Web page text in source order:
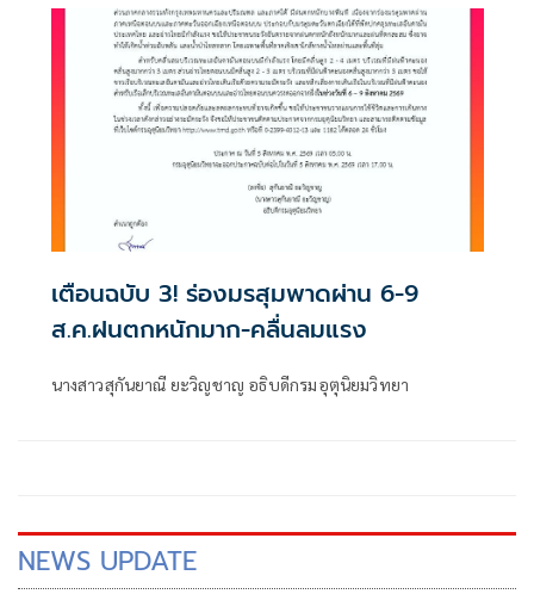
เตือนฉบับ 3! ร่องมรสุมพาดผ่าน 6-9
ส.ค.ฝนตกหนักมาก-คลื่นลมแรง
นางสาวสุกันยาณี ยะวิญชาญ อธิบดีกรมอุตุนิยมวิทยา
NEWS UPDATE